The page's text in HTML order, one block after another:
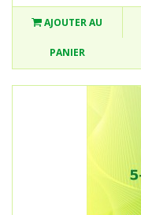
AJOUTER AU
PANIER